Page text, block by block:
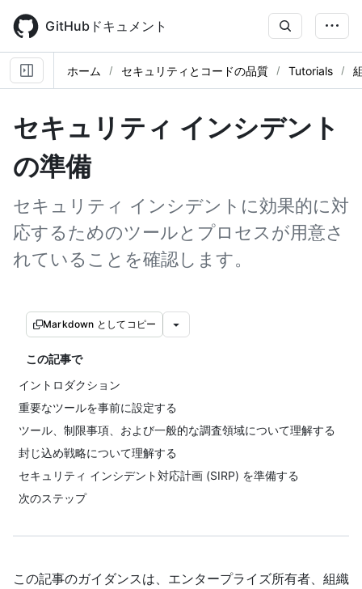
main
content
GitHubドキュメント
ホーム セキュリティとコードの品質 Tutorials
セキュリティ インシデント
の準備
セキュリティ インシデントに効果的に対
応するためのツールとプロセスが用意さ
れていることを確認します。
Markdown としてコピー
この記事で
イントロダクション
重要なツールを事前に設定する
ツール、制限事項、および一般的な調査領域について理解する
封じ込め戦略について理解する
セキュリティ インシデント対応計画 (SIRP) を準備する
次のステップ
この記事のガイダンスは、エンタープライズ所有者、組織